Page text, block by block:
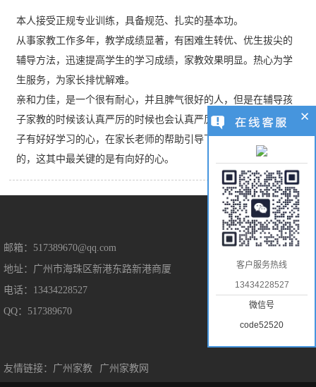
本人接受正规专业训练，具备规范、扎实的基本功。
从事家教工作多年，教学成绩显著，有困难生转优、优生拔尖的
辅导方法，迅速提高学生的学习成绩，家教效果明显。热心为学
生服务，为家长排忧解难。
亲和力佳，是一个很有耐心，并且脾气很好的人，但是在辅导孩
子家教的时候该认真严厉的时候也会认真严厉。我觉得，只要孩
子有好好学习的心，在家长老师的帮助引导下，是能取得好成绩
的，这其中最关键的是有向好的心。
邮箱：517389670@qq.com
地址：广州市海珠区新港东路新港商厦
电话：13434228527
QQ：517389670
售后保障
售后服务
隐私保护
免责声明
友情链接： 广州家教 广州家教网
客户服务热线
13434228527
微信号
code52520